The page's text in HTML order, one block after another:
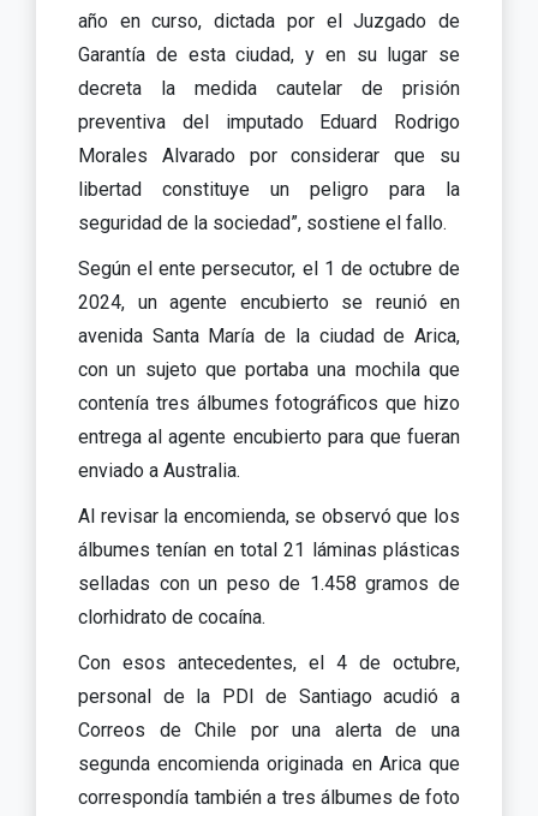
año en curso, dictada por el Juzgado de
Garantía de esta ciudad, y en su lugar se
decreta la medida cautelar de prisión
preventiva del imputado Eduard Rodrigo
Morales Alvarado por considerar que su
libertad constituye un peligro para la
seguridad de la sociedad”, sostiene el fallo.
Según el ente persecutor, el 1 de octubre de
2024, un agente encubierto se reunió en
avenida Santa María de la ciudad de Arica,
con un sujeto que portaba una mochila que
contenía tres álbumes fotográficos que hizo
entrega al agente encubierto para que fueran
enviado a Australia.
Al revisar la encomienda, se observó que los
álbumes tenían en total 21 láminas plásticas
selladas con un peso de 1.458 gramos de
clorhidrato de cocaína.
Con esos antecedentes, el 4 de octubre,
personal de la PDI de Santiago acudió a
Correos de Chile por una alerta de una
segunda encomienda originada en Arica que
correspondía también a tres álbumes de foto